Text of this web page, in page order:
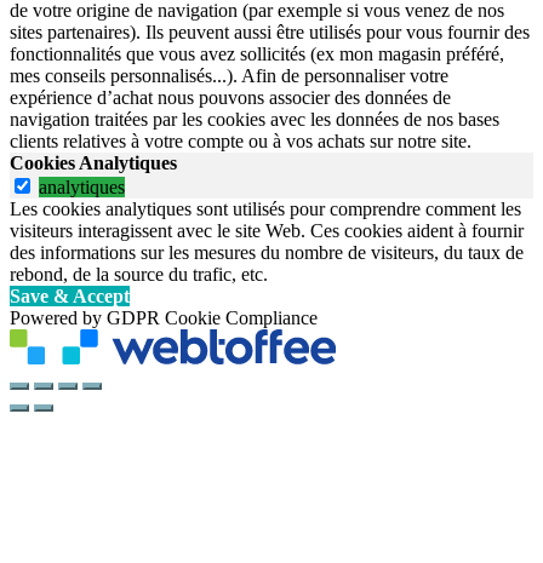
de votre origine de navigation (par exemple si vous venez de nos
sites partenaires). Ils peuvent aussi être utilisés pour vous fournir des
fonctionnalités que vous avez sollicités (ex mon magasin préféré,
mes conseils personnalisés...). Afin de personnaliser votre
expérience d’achat nous pouvons associer des données de
navigation traitées par les cookies avec les données de nos bases
clients relatives à votre compte ou à vos achats sur notre site.
Cookies Analytiques
analytiques
Les cookies analytiques sont utilisés pour comprendre comment les
visiteurs interagissent avec le site Web. Ces cookies aident à fournir
des informations sur les mesures du nombre de visiteurs, du taux de
rebond, de la source du trafic, etc.
Save & Accept
Powered by GDPR Cookie Compliance